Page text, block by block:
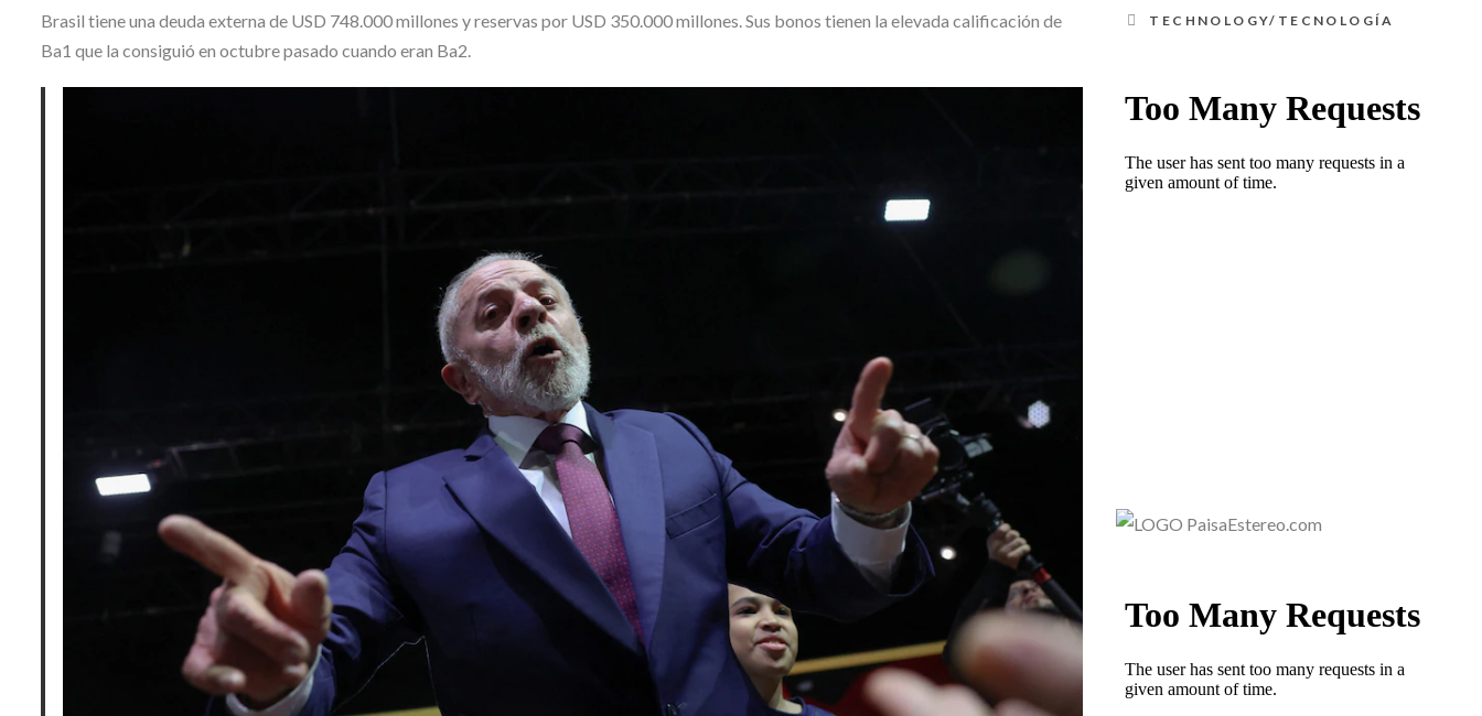
Brasil tiene una deuda externa de USD 748.000 millones y reservas por USD 350.000 millones. Sus bonos tienen la elevada calificación de
Ba1 que la consiguió en octubre pasado cuando eran Ba2.
TECHNOLOGY/TECNOLOGÍA